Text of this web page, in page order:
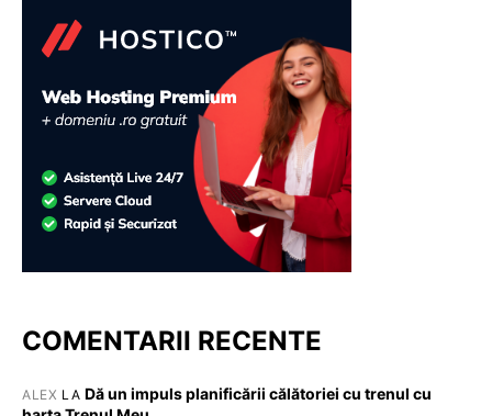
COMENTARII RECENTE
ALEX LA Dă un impuls planificării călătoriei cu trenul cu